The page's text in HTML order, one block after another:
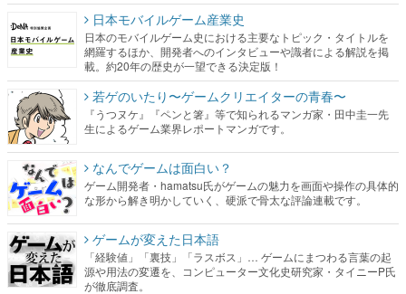
日本モバイルゲーム産業史
日本のモバイルゲーム史における主要なトピック・タイトルを
網羅するほか、開発者へのインタビューや識者による解説を掲
載。約20年の歴史が一望できる決定版！
若ゲのいたり〜ゲームクリエイターの青春〜
『うつヌケ』『ペンと箸』等で知られるマンガ家・田中圭一先
生によるゲーム業界レポートマンガです。
なんでゲームは面白い？
ゲーム開発者・hamatsu氏がゲームの魅力を画面や操作の具体的
な形から解き明かしていく、硬派で骨太な評論連載です。
ゲームが変えた日本語
「経験値」「裏技」「ラスボス」… ゲームにまつわる言葉の起
源や用法の変遷を、コンピューター文化史研究家・タイニーP氏
が徹底調査。